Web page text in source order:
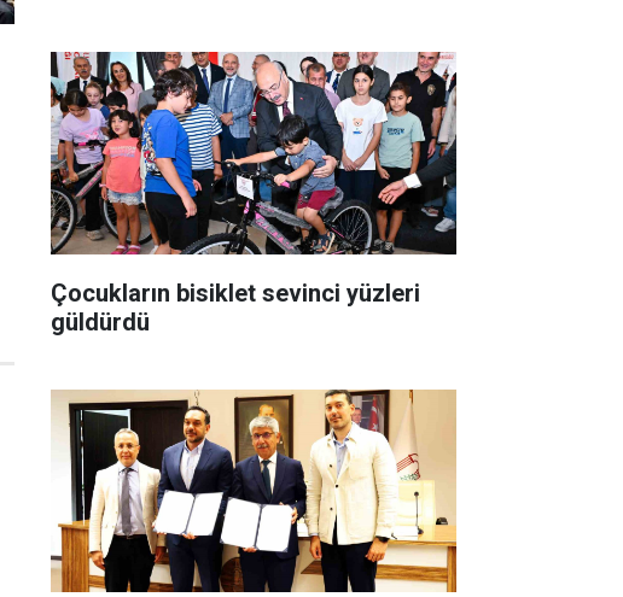
Çocukların bisiklet sevinci yüzleri
güldürdü